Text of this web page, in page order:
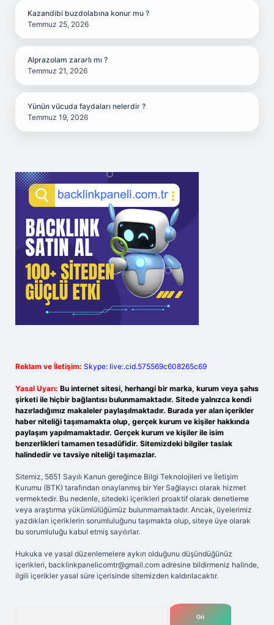
Kazandibi buzdolabına konur mu ?
Temmuz 25, 2026
Alprazolam zararlı mı ?
Temmuz 21, 2026
Yünün vücuda faydaları nelerdir ?
Temmuz 19, 2026
Reklam ve İletişim: Skype: live:.cid.575569c608265c69
Yasal Uyarı: Bu internet sitesi, herhangi bir marka, kurum veya şahıs
şirketi ile hiçbir bağlantısı bulunmamaktadır. Sitede yalnızca kendi
hazırladığımız makaleler paylaşılmaktadır. Burada yer alan içerikler
haber niteliği taşımamakta olup, gerçek kurum ve kişiler hakkında
paylaşım yapılmamaktadır. Gerçek kurum ve kişiler ile isim
benzerlikleri tamamen tesadüfidir. Sitemizdeki bilgiler taslak
halindedir ve tavsiye niteliği taşımazlar.
Sitemiz, 5651 Sayılı Kanun gereğince Bilgi Teknolojileri ve İletişim
Kurumu (BTK) tarafından onaylanmış bir Yer Sağlayıcı olarak hizmet
vermektedir. Bu nedenle, sitedeki içerikleri proaktif olarak denetleme
veya araştırma yükümlülüğümüz bulunmamaktadır. Ancak, üyelerimiz
yazdıkları içeriklerin sorumluluğunu taşımakta olup, siteye üye olarak
bu sorumluluğu kabul etmiş sayılırlar.
Hukuka ve yasal düzenlemelere aykırı olduğunu düşündüğünüz
içerikleri, backlinkpanelicomtr@gmail.com adresine bildirmeniz halinde,
ilgili içerikler yasal süre içerisinde sitemizden kaldırılacaktır.